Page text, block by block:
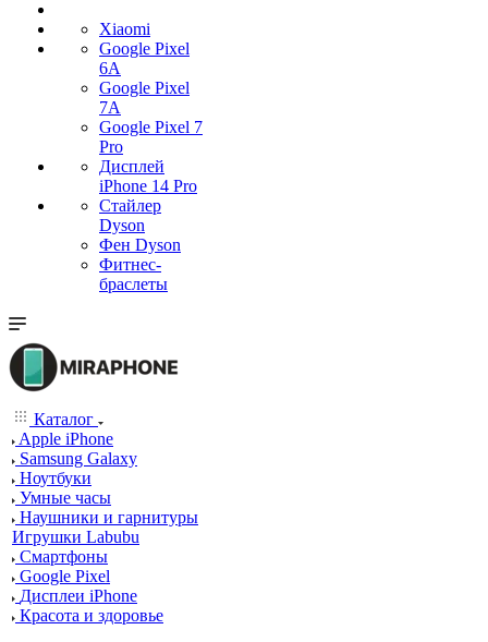
Xiaomi
Google Pixel
6A
Google Pixel
7А
Google Pixel 7
Pro
Дисплей
iPhone 14 Pro
Стайлер
Dyson
Фен Dyson
Фитнес-
браслеты
Каталог
Apple iPhone
Samsung Galaxy
Ноутбуки
Умные часы
Наушники и гарнитуры
Игрушки Labubu
Смартфоны
Google Pixel
Дисплеи iPhone
Красота и здоровье